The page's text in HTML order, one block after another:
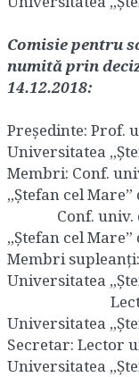
Comisie pentru
numită prin
14.12.2018:
Președinte: Prof.
Universitatea
Membri: Conf.
„Ștefan cel
Conf. univ. dr.
„Ștefan cel
Membri
Universitatea
Lector univ.
Universitatea
Secretar: Lector
Universitatea